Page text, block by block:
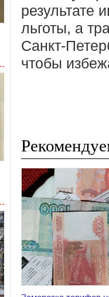
результате
льготы, а
Санкт-
чтобы